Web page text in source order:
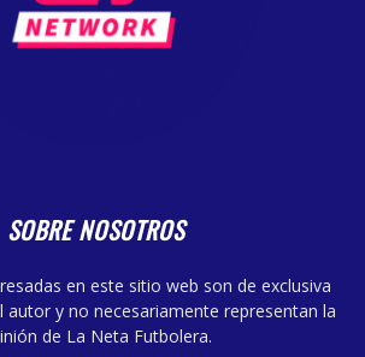
SOBRE NOSOTROS
en este sitio web son de exclusiva
autor y no necesariamente representan la
de La Neta Futbolera.